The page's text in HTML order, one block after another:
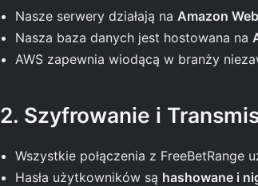
Nasze serwery działają na Amazon
Nasza baza danych jest hostowana na
AWS zapewnia wiodącą w branży
2. Szyfrowanie i
Wszystkie połączenia z FreeBetRange
Hasła użytkowników są hashowane i